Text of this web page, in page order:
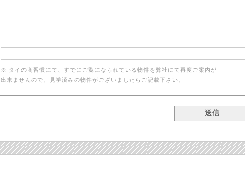
※ タイの商習慣にて、すでにご覧になられている物件を弊社にて再度ご案内が
出来ませんので、見学済みの物件がございましたらご記載下さい。